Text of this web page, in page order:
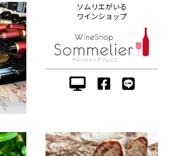
ソムリエがいる
ワインショップ